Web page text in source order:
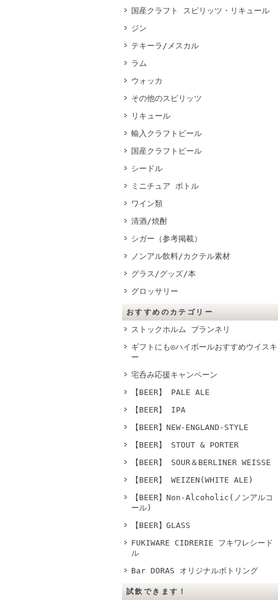
国産クラフト スピリッツ・リキュール
ジン
テキーラ/メスカル
ラム
ウォッカ
その他のスピリッツ
リキュール
輸入クラフトビール
国産クラフトビール
シードル
ミニチュア ボトル
ワイン類
清酒/焼酎
シガー（参考掲載）
ノンアル飲料/カクテル素材
グラス/グッズ/本
グロッサリー
おすすめのカテゴリー
ストックホルム ブランネリ
ギフトにも◎ハイボールおすすめウイスキ
ー
宅呑み応援キャンペーン
【BEER】 PALE ALE
【BEER】 IPA
【BEER】NEW-ENGLAND-STYLE
【BEER】 STOUT & PORTER
【BEER】 SOUR＆BERLINER WEISSE
【BEER】 WEIZEN(WHITE ALE)
【BEER】Non-Alcoholic(ノンアルコ
ール)
【BEER】GLASS
FUKIWARE CIDRERIE フキワレシード
ル
Bar DORAS オリジナルボトリング
試飲できます！